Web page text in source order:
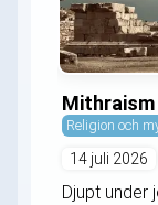
Religion och
14 juli 2026
Djupt under